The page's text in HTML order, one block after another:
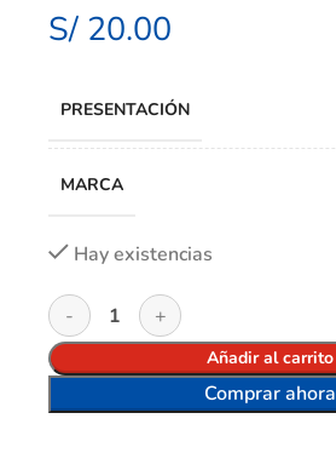
S/ 20.00
PRESENTACIÓN
MARCA
Hay existencias
Añadir al carrito
Comprar ahora